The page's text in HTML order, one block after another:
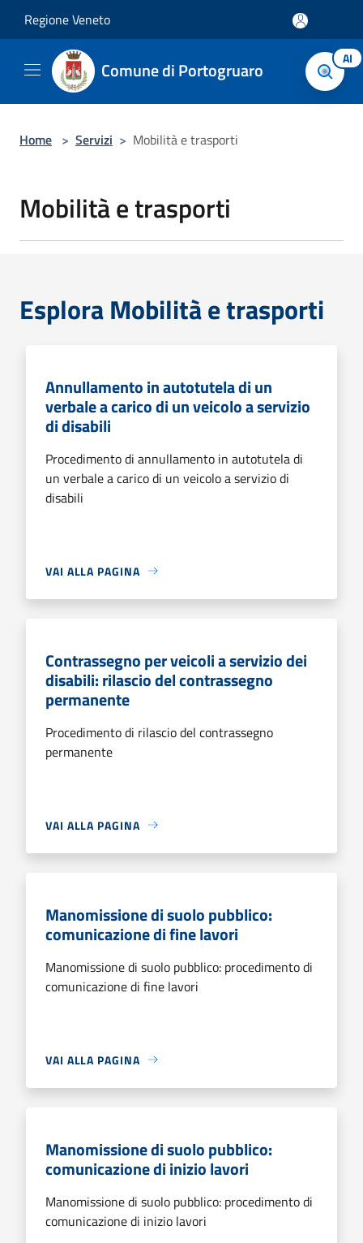
Regione Veneto
Comune di Portogruaro AI
Home > Servizi > Mobilità e trasporti
Mobilità e trasporti
Esplora Mobilità e trasporti
Annullamento in autotutela di un
verbale a carico di un veicolo a servizio
di disabili
Procedimento di annullamento in autotutela di
un verbale a carico di un veicolo a servizio di
disabili
VAI ALLA PAGINA
Contrassegno per veicoli a servizio dei
disabili: rilascio del contrassegno
permanente
Procedimento di rilascio del contrassegno
permanente
VAI ALLA PAGINA
Manomissione di suolo pubblico:
comunicazione di fine lavori
Manomissione di suolo pubblico: procedimento di
comunicazione di fine lavori
VAI ALLA PAGINA
Manomissione di suolo pubblico:
comunicazione di inizio lavori
Manomissione di suolo pubblico: procedimento di
comunicazione di inizio lavori